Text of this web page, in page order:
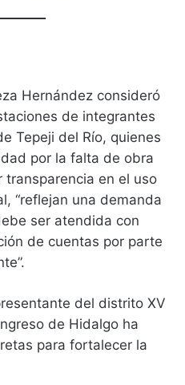
Hernández consideró
de integrantes
Tepeji del Río, quienes
por la falta de obra
transparencia en el uso
“reflejan una demanda
ser atendida con
de cuentas por parte
del distrito XV
de Hidalgo ha
para fortalecer la